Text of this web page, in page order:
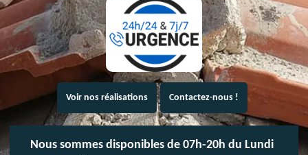
Voir nos réalisations Contactez-nous !
Nous sommes disponibles de 07h-20h du Lundi